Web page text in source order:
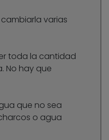
varias
toda la cantidad
No hay que
que no sea
o agua